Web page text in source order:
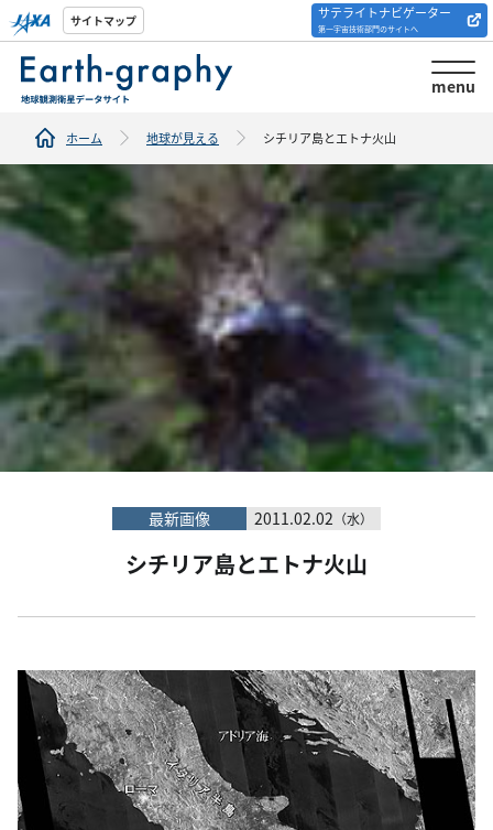
サイトマップ サテライトナビゲーター
第一宇宙技術部門のサイトへ
menu
解析ツール/サイトの
紹介
ホーム 地球が見える シチリア島とエトナ火山
最新画像 2011.02.02 （水）
シチリア島とエトナ火山